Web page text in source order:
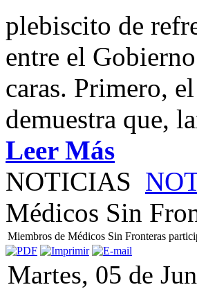
plebiscito de
entre el
caras. Primero,
demuestra que,
Leer Más
NOTICIAS
Médicos Sin
Miembros de Médicos Sin Fronteras
Martes, 05 de